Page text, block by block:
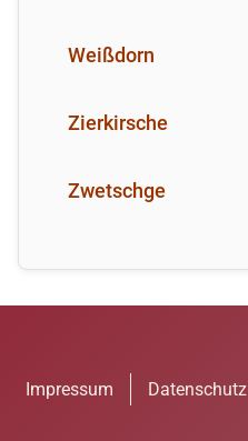
Weißdorn
Zierkirsche
Zwetschge
Impressum Datenschutz